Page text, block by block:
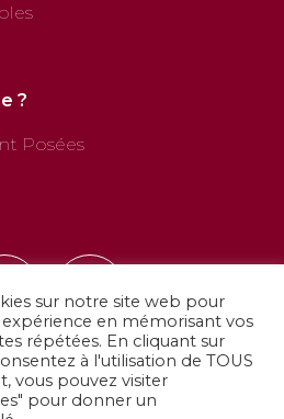
?
Posées
droits réservés.
sur notre site web pour
en mémorisant vos
répétées. En cliquant sur
à l'utilisation de TOUS
vous pouvez visiter
pour donner un